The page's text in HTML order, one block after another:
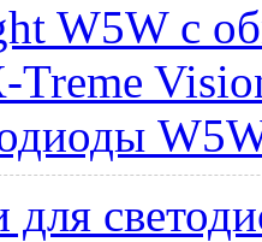
W5W с
Treme